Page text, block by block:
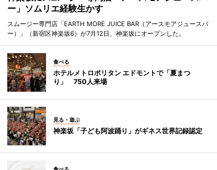
ー」ソムリエ経験生かす
スムージー専門店「EARTH MORE JUICE BAR（アースモアジュースバ
ー）」（新宿区神楽坂6）が7月12日、神楽坂にオープンした。
食べる
ホテルメトロポリタン エドモントで「夏まつ
り」 750人来場
見る・遊ぶ
神楽坂「子ども阿波踊り」がギネス世界記録認定